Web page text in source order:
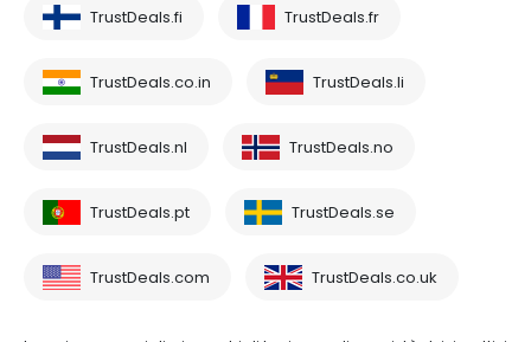
TrustDeals.fi TrustDeals.fr
TrustDeals.co.in TrustDeals.li
TrustDeals.nl TrustDeals.no
TrustDeals.pt TrustDeals.se
TrustDeals.com TrustDeals.co.uk